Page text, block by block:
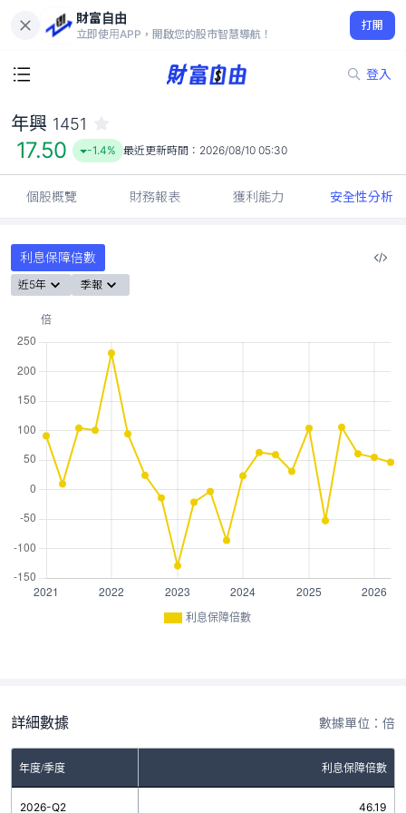
財富自由
立即使用APP，開啟您的股市智慧導航！
打開
登入
17.50
-1.4%
年興 1451
17.50 -1.4% 最近更新時間： 2026/08/10 05:30
個股概覽 財務報表 獲利能力 安全性分析
利息保障倍數
近5年 季報
利息保障倍數
詳細數據 數據單位：倍
年度/季度 利息保障倍數
2026-Q2 46.19